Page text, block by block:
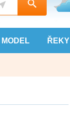
MODEL ŘEKY